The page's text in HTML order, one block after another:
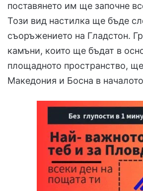
поставянето им ще започне
Този вид настилка ще бъде
съоръжението на Гладстон.
камъни, които ще бъдат в
площадното пространство,
Македония и Босна в